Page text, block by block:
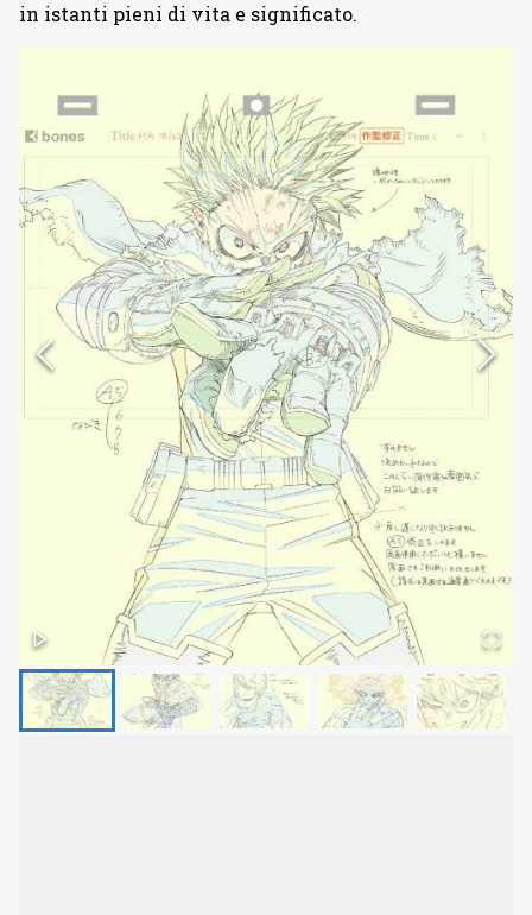
in istanti pieni di vita e significato.